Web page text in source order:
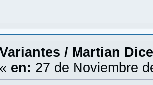
Variantes / Martian
« en: 27 de Noviembre